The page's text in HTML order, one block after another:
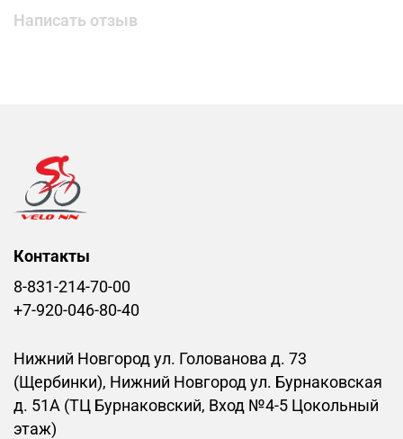
Написать отзыв
Контакты
8-831-214-70-00
+7-920-046-80-40
Нижний Новгород ул. Голованова д. 73
(Щербинки), Нижний Новгород ул. Бурнаковская
д. 51А (ТЦ Бурнаковский, Вход №4-5 Цокольный
этаж)